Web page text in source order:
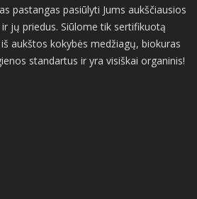
pastangas pasiūlyti Jums aukščiausios
jų priedus. Siūlome tik sertifikuotą
aukštos kokybės medžiagų, biokuras
standartus ir yra visiškai organinis!